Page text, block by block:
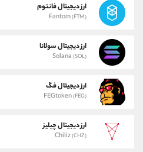
ارز دیجیتال فانتوم
Fantom(FTM)
ارز دیجیتال سولانا
Solana (SOL)
ارز دیجیتال فگ
FEGtoken(FEG)
ارز دیجیتال چیلیز
Chiliz(CHZ)